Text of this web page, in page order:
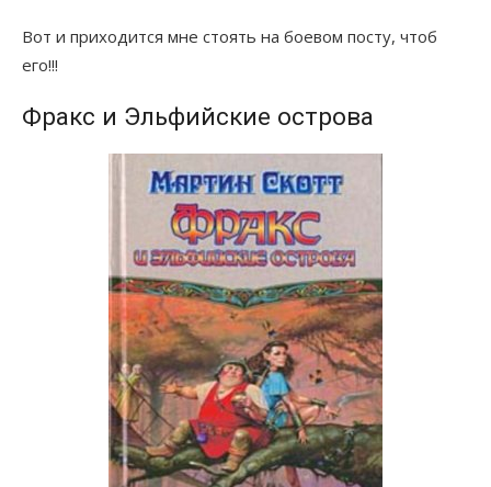
Вот и приходится мне стоять на боевом посту, чтоб
его!!!
Фракс и Эльфийские острова